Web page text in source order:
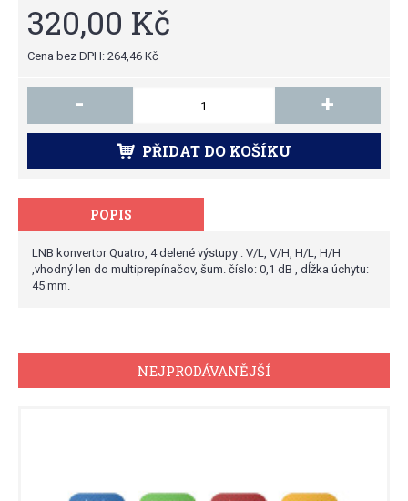
320,00 Kč
Cena bez DPH: 264,46 Kč
- +
PŘIDAT DO KOŠÍKU
POPIS
LNB konvertor Quatro, 4 delené výstupy : V/L, V/H, H/L, H/H
,vhodný len do multiprepínačov, šum. číslo: 0,1 dB , dĺžka úchytu:
45 mm.
NEJPRODÁVANĚJŠÍ